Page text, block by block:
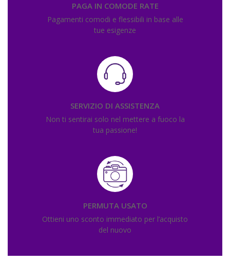
PAGA IN COMODE RATE
Pagamenti comodi e flessibili in base alle
tue esigenze
SERVIZIO DI ASSISTENZA
Non ti sentirai solo nel mettere a fuoco la
tua passione!
PERMUTA USATO
Ottieni uno sconto immediato per l’acquisto
del nuovo